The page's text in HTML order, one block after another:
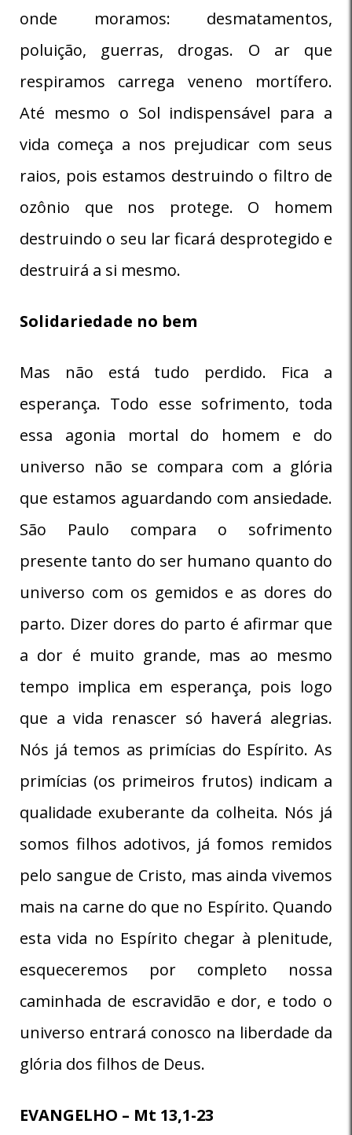
onde moramos: desmatamentos,
poluição, guerras, drogas. O ar que
respiramos carrega veneno mortífero.
Até mesmo o Sol indispensável para a
vida começa a nos prejudicar com seus
raios, pois estamos destruindo o filtro de
ozônio que nos protege. O homem
destruindo o seu lar ficará desprotegido e
destruirá a si mesmo.
Solidariedade no bem
Mas não está tudo perdido. Fica a
esperança. Todo esse sofrimento, toda
essa agonia mortal do homem e do
universo não se compara com a glória
que estamos aguardando com ansiedade.
São Paulo compara o sofrimento
presente tanto do ser humano quanto do
universo com os gemidos e as dores do
parto. Dizer dores do parto é afirmar que
a dor é muito grande, mas ao mesmo
tempo implica em esperança, pois logo
que a vida renascer só haverá alegrias.
Nós já temos as primícias do Espírito. As
primícias (os primeiros frutos) indicam a
qualidade exuberante da colheita. Nós já
somos filhos adotivos, já fomos remidos
pelo sangue de Cristo, mas ainda vivemos
mais na carne do que no Espírito. Quando
esta vida no Espírito chegar à plenitude,
esqueceremos por completo nossa
caminhada de escravidão e dor, e todo o
universo entrará conosco na liberdade da
glória dos filhos de Deus.
EVANGELHO – Mt 13,1-23